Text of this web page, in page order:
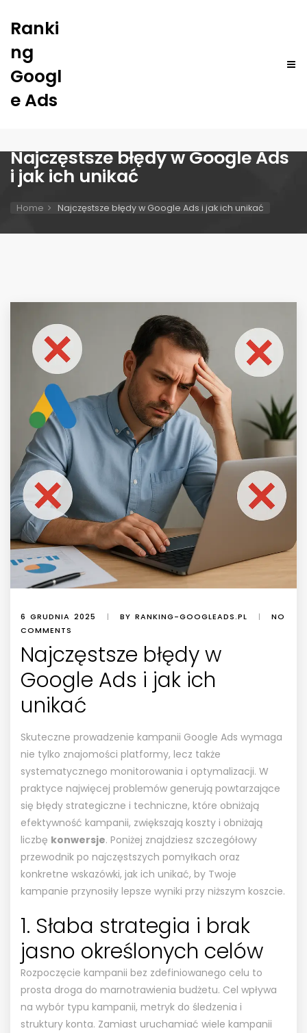
Ranki
ng
Googl
e Ads
Najczęstsze błędy w Google Ads
i jak ich unikać
Home Najczęstsze błędy w Google Ads i jak ich unikać
6 GRUDNIA 2025 | BY RANKING-GOOGLEADS.PL |
NO
COMMENTS
Najczęstsze błędy w
Google Ads i jak ich
unikać
Skuteczne prowadzenie kampanii Google Ads wymaga
nie tylko znajomości platformy, lecz także
systematycznego monitorowania i optymalizacji. W
praktyce najwięcej problemów generują powtarzające
się błędy strategiczne i techniczne, które obniżają
efektywność kampanii, zwiększają koszty i obniżają
liczbę konwersje. Poniżej znajdziesz szczegółowy
przewodnik po najczęstszych pomyłkach oraz
konkretne wskazówki, jak ich unikać, by Twoje
kampanie przynosiły lepsze wyniki przy niższym koszcie.
1. Słaba strategia i brak
jasno określonych celów
Rozpoczęcie kampanii bez zdefiniowanego celu to
prosta droga do marnotrawienia budżetu. Cel wpływa
na wybór typu kampanii, metryk do śledzenia i
struktury konta. Zamiast uruchamiać wiele kampanii